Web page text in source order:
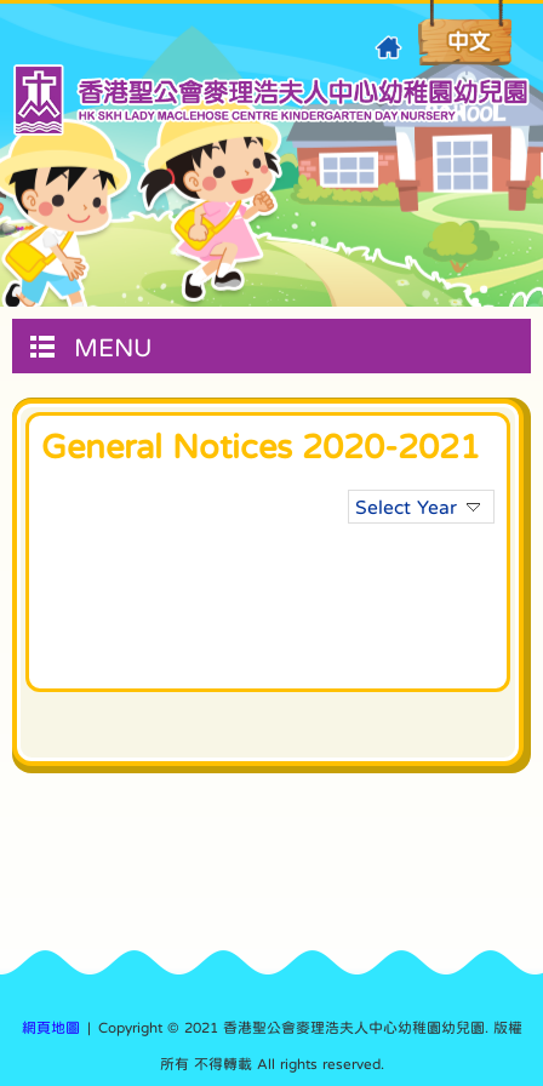
MENU
General Notices 2020-2021
Select Year
網頁地圖 | Copyright © 2021 香港聖公會麥理浩夫人中心幼稚園幼兒園. 版權
所有 不得轉載 All rights reserved.